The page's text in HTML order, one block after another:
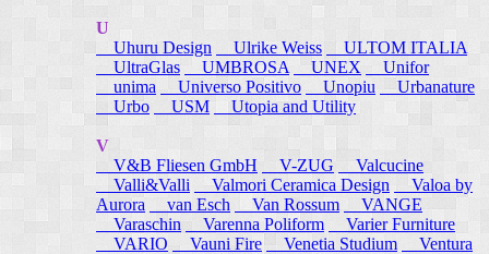
U
Uhuru Design
Ulrike Weiss
ULTOM ITALIA
UltraGlas
UMBROSA UNEX
Unifor
unima
Universo Positivo Unopiu
Urbanature
Urbo
USM Utopia and Utility
V
V&B Fliesen GmbH
V-ZUG
Valcucine
Valli&Valli
Valmori Ceramica Design
Valoa by
Aurora
van Esch Van Rossum
VANGE
Varaschin
Varenna Poliform
Varier Furniture
VARIO
Vauni Fire Venetia Studium
Ventura